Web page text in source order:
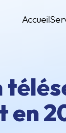
Accueil
en